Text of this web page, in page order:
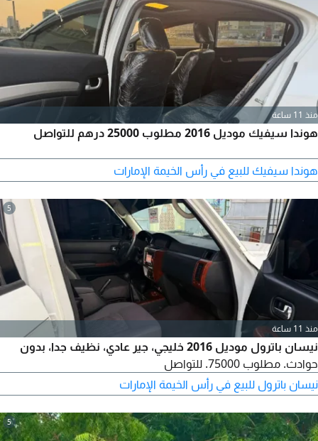
منذ 11 ساعة
هوندا سيفيك موديل 2016 مطلوب 25000 درهم للتواصل
هوندا سيفيك للبيع في رأس الخيمة الإمارات
5
منذ 11 ساعة
نيسان باترول موديل 2016 خليجي، جير عادي، نظيف جدا، بدون
حوادث. مطلوب 75000. للتواصل
نيسان باترول للبيع في رأس الخيمة الإمارات
5